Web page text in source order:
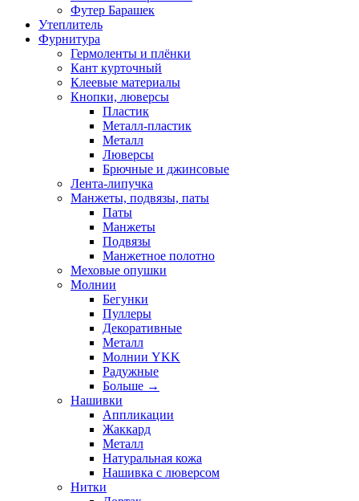
Футер Барашек
Утеплитель
Фурнитура
Гермоленты и плёнки
Кант курточный
Клеевые материалы
Кнопки, люверсы
Пластик
Металл-пластик
Металл
Люверсы
Брючные и джинсовые
Лента-липучка
Манжеты, подвязы, паты
Паты
Манжеты
Подвязы
Манжетное полотно
Меховые опушки
Молнии
Бегунки
Пуллеры
Декоративные
Металл
Молнии YKK
Радужные
Больше →
Нашивки
Аппликации
Жаккард
Металл
Натуральная кожа
Нашивка с люверсом
Нитки